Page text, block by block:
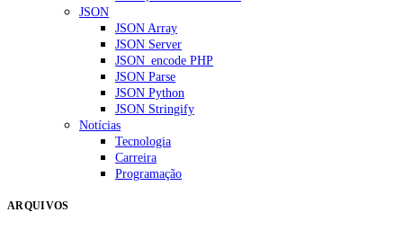
JSON
JSON Array
JSON Server
JSON_encode PHP
JSON Parse
JSON Python
JSON Stringify
Notícias
Tecnologia
Carreira
Programação
ARQUIVOS